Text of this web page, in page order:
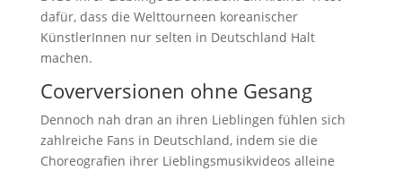
dafür, dass die Welttourneen koreanischer
KünstlerInnen nur selten in Deutschland Halt
machen.
Coverversionen ohne Gesang
Dennoch nah dran an ihren Lieblingen fühlen sich
zahlreiche Fans in Deutschland, indem sie die
Choreografien ihrer Lieblingsmusikvideos alleine